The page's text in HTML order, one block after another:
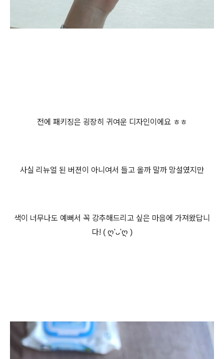
전에 패키징은 굉장히 귀여운 디자인이에요 ㅎㅎ
사실 리뉴얼 된 버젼이 아니여서 들고 올까 말까 망설였지만
색이 너무나도 예뻐서 꼭 강추해드리고 싶은 마음에 가져왔답니
다! ( ღ'ᴗ'ღ )